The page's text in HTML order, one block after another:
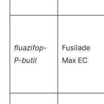
fluazifop-
P-butil
Fusilade
Max EC